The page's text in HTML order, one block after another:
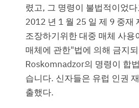
렸고, 그 명령이 불법적이었
2012 년 1 월 25 일 제 9 중재
조장하기위한 대중 매체 사용
매체에 관한"법에 의해 금지
Roskomnadzor의 명령이 합
습니다. 신자들은 유럽 인권
출했다.